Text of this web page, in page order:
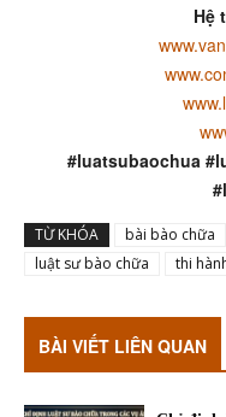
Hệ
#luatsubaochua
TỪ KHÓA bài bào chữa
luật sư bào chữa
thi
BÀI VIẾT LIÊN QUAN